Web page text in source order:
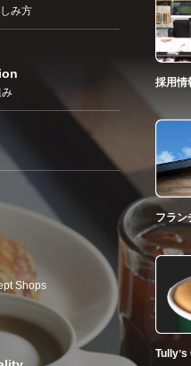
み方
Shops
採用情
フラン